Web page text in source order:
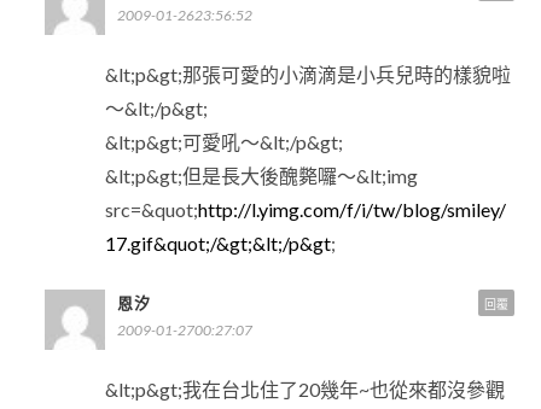
2009-01-2623:56:52
&lt;p&gt;那張可愛的小滴滴是小兵兒時的樣貌啦
～&lt;/p&gt;
&lt;p&gt;可愛吼～&lt;/p&gt;
&lt;p&gt;但是長大後醜斃囉～&lt;img
src=&quot;http://l.yimg.com/f/i/tw/blog/smiley/
17.gif&quot;/&gt;&lt;/p&gt;
恩汐
2009-01-2700:27:07
&lt;p&gt;我在台北住了20幾年~也從來都沒參觀
回覆